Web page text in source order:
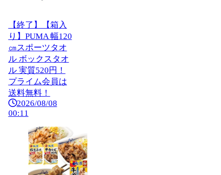
【終了】【箱入
り】PUMA 幅120
㎝スポーツタオ
ル ボックスタオ
ル 実質520円！
プライム会員は
送料無料！
2026/08/08
00:11